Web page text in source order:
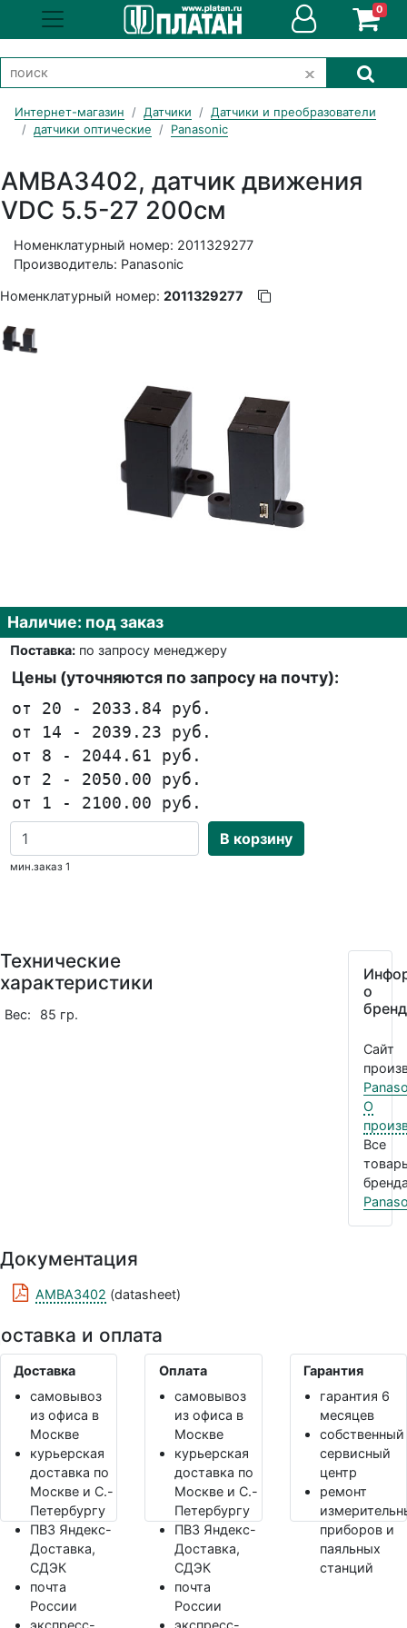
0
Интернет-магазин Датчики
Датчики и преобразователи
датчики оптические
Panasonic
AMBA3402, датчик движения
VDC 5.5-27 200см
Номенклатурный номер: 2011329277
Производитель: Panasonic
Номенклатурный номер: 2011329277
Наличие: под заказ
Поставка:по запросу менеджеру
Цены (уточняются по запросу на почту):
от 20 - 2033.84 руб.
от 14 - 2039.23 руб.
от 8 - 2044.61 руб.
от 2 - 2050.00 руб.
от 1 - 2100.00 руб.
В корзину
мин.заказ 1
Технические
характеристики
Вес: 85 гр.
о
Сайт
О
Все
Документация
AMBA3402 (datasheet)
и оплата
Доставка
самовывоз
из офиса в
Москве
курьерская
доставка по
Москве и С.-
Петербургу
ПВЗ Яндекс-
Доставка,
СДЭК
почта
России
Оплата
самовывоз
из офиса в
Москве
курьерская
доставка по
Москве и С.-
Петербургу
ПВЗ Яндекс-
Доставка,
СДЭК
почта
России
Гарантия
гарантия 6
месяцев
собственный
сервисный
центр
ремонт
приборов и
паяльных
станций